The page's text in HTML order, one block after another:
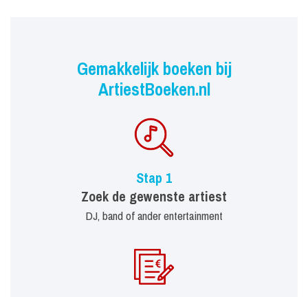
Gemakkelijk boeken bij
ArtiestBoeken.nl
Stap 1
Zoek de gewenste artiest
DJ, band of ander entertainment